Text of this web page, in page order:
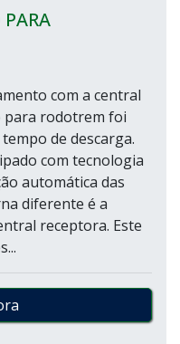
com a central
rodotrem foi
de descarga.
com tecnologia
automática das
diferente é a
receptora. Este